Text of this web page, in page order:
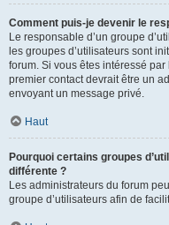
Comment puis-je devenir le
Le responsable d’un groupe
les groupes d’utilisateurs sont
forum. Si vous êtes intéressé par
premier contact devrait être un
envoyant un message privé.
Haut
Pourquoi certains groupes
différente ?
Les administrateurs du forum
groupe d’utilisateurs afin de